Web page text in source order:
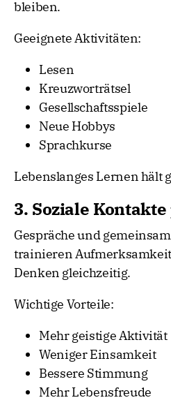
bleiben.
Geeignete Aktivitäten:
Lesen
Kreuzworträtsel
Gesellschaftsspiele
Neue Hobbys
Sprachkurse
Lebenslanges Lernen hält
3. Soziale
Gespräche und
trainieren
Denken gleichzeitig.
Wichtige Vorteile:
Mehr geistige Aktivität
Weniger Einsamkeit
Bessere Stimmung
Mehr Lebensfreude